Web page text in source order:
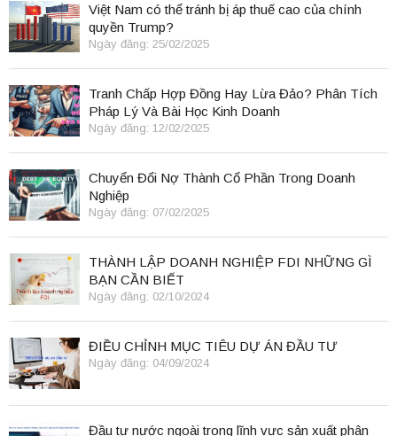
Việt Nam có thể tránh bị áp thuế cao của chính
quyền Trump?
Ngày đăng: 25/02/2025
Tranh Chấp Hợp Đồng Hay Lừa Đảo? Phân Tích
Pháp Lý Và Bài Học Kinh Doanh
Ngày đăng: 12/02/2025
Chuyển Đổi Nợ Thành Cổ Phần Trong Doanh
Nghiệp
Ngày đăng: 07/02/2025
THÀNH LẬP DOANH NGHIỆP FDI NHỮNG GÌ
BẠN CẦN BIẾT
Ngày đăng: 02/10/2024
ĐIỀU CHỈNH MỤC TIÊU DỰ ÁN ĐẦU TƯ
Ngày đăng: 04/09/2024
Đầu tư nước ngoài trong lĩnh vực sản xuất phân